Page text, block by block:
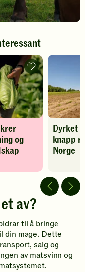
og
Bonden
sikrer
selvforsyning
og
god
beredskap
-
legg
favoritter
Dyrket
knapp
Norge
av?
til å bringe
din mage. Dette
salg og
av matsvinn og